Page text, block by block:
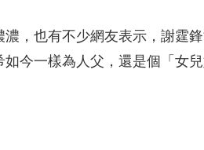
，也有不少網友表示，謝霆
今一樣為人父，還是個「女兒